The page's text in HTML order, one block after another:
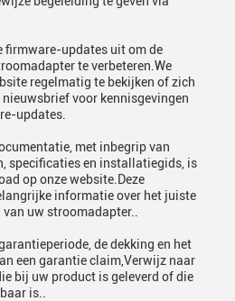
firmware-updates uit om de
te verbeteren.We
regelmatig te bekijken of zich
voor kennisgevingen
updates.
met inbegrip van
specificaties en installatiegids, is
op onze website.Deze
informatie over het juiste
uw stroomadapter..
de dekking en het
een garantie claim,Verwijz naar
bij uw product is geleverd of die
is..